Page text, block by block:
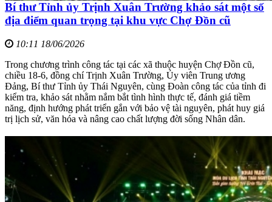
Bí thư Tỉnh ủy Trịnh Xuân Trường khảo sát một số
địa điểm quan trọng tại khu vực Chợ Đồn cũ
10:11 18/06/2026
Trong chương trình công tác tại các xã thuộc huyện Chợ Đồn cũ,
chiều 18-6, đồng chí Trịnh Xuân Trường, Ủy viên Trung ương
Đảng, Bí thư Tỉnh ủy Thái Nguyên, cùng Đoàn công tác của tỉnh đi
kiểm tra, khảo sát nhằm nắm bắt tình hình thực tế, đánh giá tiềm
năng, định hướng phát triển gắn với bảo vệ tài nguyên, phát huy giá
trị lịch sử, văn hóa và nâng cao chất lượng đời sống Nhân dân.